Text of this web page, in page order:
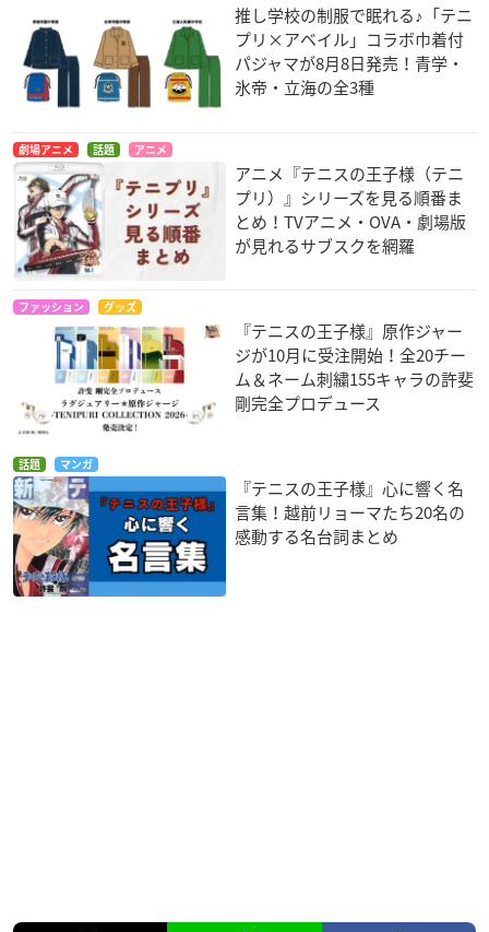
推し学校の制服で眠れる♪「テニ
プリ×アベイル」コラボ巾着付
パジャマが8月8日発売！青学・
氷帝・立海の全3種
劇場アニメ 話題 アニメ
アニメ『テニスの王子様（テニ
プリ）』シリーズを見る順番ま
とめ！TVアニメ・OVA・劇場版
が見れるサブスクを網羅
ファッション グッズ
『テニスの王子様』原作ジャー
ジが10月に受注開始！全20チー
ム＆ネーム刺繍155キャラの許斐
剛完全プロデュース
話題 マンガ
『テニスの王子様』心に響く名
言集！越前リョーマたち20名の
感動する名台詞まとめ